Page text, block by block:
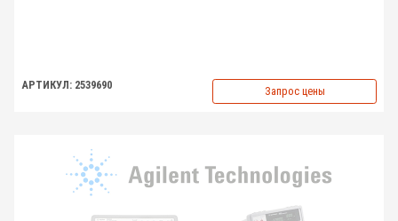
АРТИКУЛ: 2539690 Запрос цены